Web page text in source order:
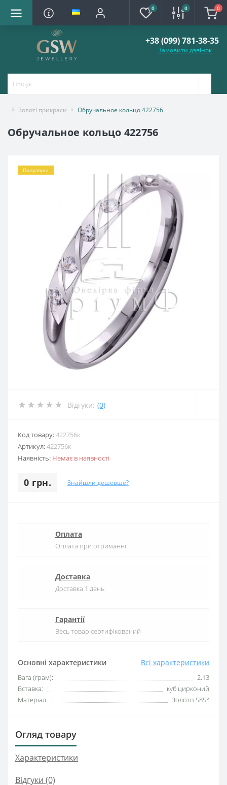
0 0 0
+38 (099) 781-38-35
Замовити дзвінок
Золоті прикраси Обручальное кольцо 422756
Обручальное кольцо 422756
Популярні
Відгуки: (0)
Код товару:422756к
Артикул:422756к
Наявність: Немає в наявності
0 грн. Знайшли дешевше?
Основні характеристики Всі характеристики
Вага (грам):
2.13
Вставка:
куб цирконий
Матеріал:
Золото 585°
Оплата
Оплата при отриманні
Доставка
Доставка 1 день
Гарантії
Весь товар сертифікований
Огляд товару
Характеристики
Відгуки (0)